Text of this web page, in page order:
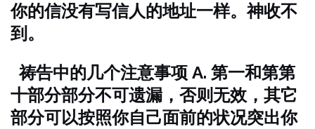
你的信没有写信人的地址一样。神收不
到。
祷告中的几个注意事项 A. 第一和第第
十部分部分不可遗漏，否则无效，其它
部分可以按照你自己面前的状况突出你